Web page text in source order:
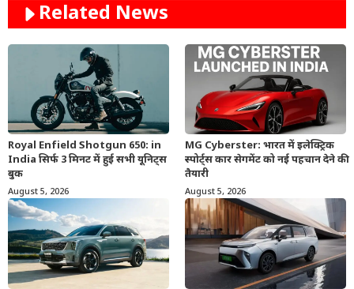
Related News
Royal Enfield Shotgun 650: in
India सिर्फ 3 मिनट में हुई सभी यूनिट्स
बुक
August 5, 2026
MG Cyberster: भारत में इलेक्ट्रिक
स्पोर्ट्स कार सेगमेंट को नई पहचान देने की
तैयारी
August 5, 2026